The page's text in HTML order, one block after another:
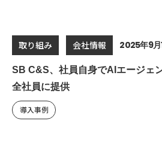
取り組み 会社情報 2025年9月
SB C&S、社員自身でAIエージェ
全社員に提供
導入事例